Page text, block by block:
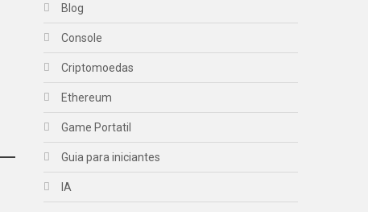
Blog
Console
Criptomoedas
Ethereum
Game Portatil
Guia para iniciantes
IA